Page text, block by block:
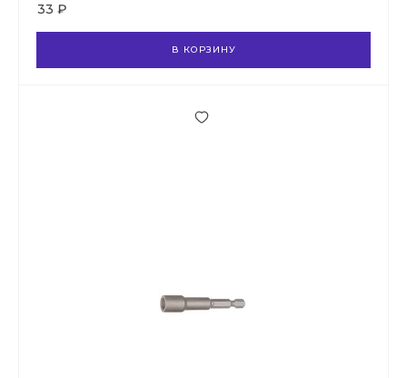
33 ₽
В КОРЗИНУ